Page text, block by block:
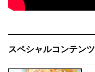
スペシャルコンテンツ